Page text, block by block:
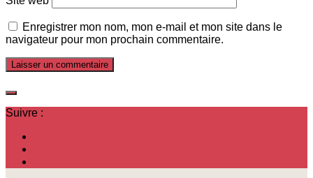
Enregistrer mon nom, mon e-mail et mon site dans le
navigateur pour mon prochain commentaire.
Suivre :